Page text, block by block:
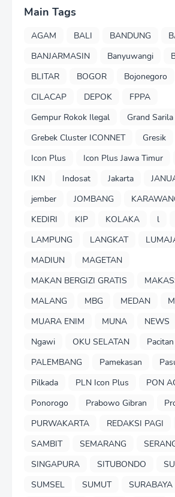
Main Tags
AGAM BALI BANDUNG
BANJARMASIN
Banyuwangi
BLITAR
BOGOR Bojonegoro
CILACAP
DEPOK
FPPA
Gempur Rokok Ilegal
Grand Sarila
Grebek Cluster ICONNET
Gresik
Icon Plus
Icon Plus Jawa Timur
IKN
Indosat Jakarta
jember
JOMBANG
KEDIRI
KIP KOLAKA l
LAMPUNG
LANGKAT
MADIUN
MAGETAN
MAKAN BERGIZI GRATIS
MALANG
MBG MEDAN
MUARA ENIM
MUNA NEWS
Ngawi
OKU SELATAN
Pacitan
PALEMBANG
Pamekasan
Pilkada
PLN Icon Plus
PON
Ponorogo
Prabowo Gibran
PURWAKARTA
REDAKSI PAGI
SAMBIT
SEMARANG
SINGAPURA
SITUBONDO
SUMSEL
SUMUT SURABAYA